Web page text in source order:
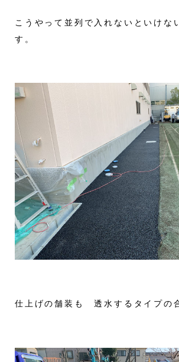
こうやって並列で入れないといけな
す。
仕上げの舗装も 透水するタイプの